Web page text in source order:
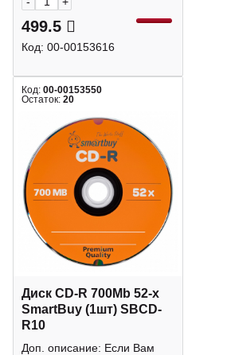
499.5
Код: 00-00153616
Код: 00-00153550
Остаток: 20
Диск CD-R 700Mb 52-х
SmartBuy (1шт) SBCD-
R10
Доп. описание: Если Вам